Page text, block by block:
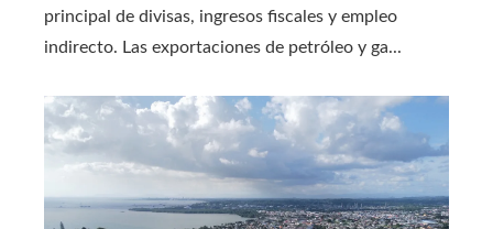
principal de divisas, ingresos fiscales y empleo
indirecto. Las exportaciones de petróleo y ga...